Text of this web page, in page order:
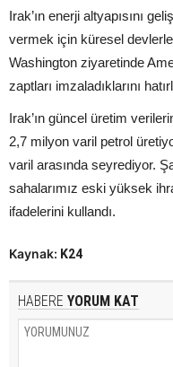
Irak’ın enerji altyapısını
vermek için küresel devlerle
Washington ziyaretinde
zaptları imzaladıklarını
Irak’ın güncel üretim
2,7 milyon varil petrol
varil arasında seyrediyor.
sahalarımız eski yüksek
ifadelerini kullandı.
Kaynak: K24
HABERE YORUM KAT